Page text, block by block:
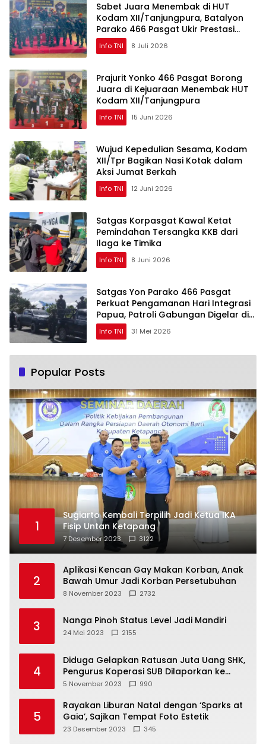
Sabet Juara Menembak di HUT
Kodam XII/Tanjungpura, Batalyon
Parako 466 Pasgat Ukir Prestasi
Gemilang
Info TNI 8 Juli 2026
Prajurit Yonko 466 Pasgat Borong
Juara di Kejuaraan Menembak HUT
Kodam XII/Tanjungpura
Info TNI 15 Juni 2026
Wujud Kepedulian Sesama, Kodam
XII/Tpr Bagikan Nasi Kotak dalam
Aksi Jumat Berkah
Info TNI 12 Juni 2026
Satgas Korpasgat Kawal Ketat
Pemindahan Tersangka KKB dari
Ilaga ke Timika
Info TNI 8 Juni 2026
Satgas Yon Parako 466 Pasgat
Perkuat Pengamanan Hari Integrasi
Papua, Patroli Gabungan Digelar di
Dogiyai
Info TNI 31 Mei 2026
Popular Posts
1
Sugiarto Kembali Terpilih Jadi Ketua IKA
Fisip Untan Ketapang
7 Desember 2023 3122
2
Aplikasi Kencan Gay Makan Korban, Anak
Bawah Umur Jadi Korban Persetubuhan
8 November 2023 2732
3 Nanga Pinoh Status Level Jadi Mandiri
24 Mei 2023 2155
4
Diduga Gelapkan Ratusan Juta Uang SHK,
Pengurus Koperasi SUB Dilaporkan ke
Polisi
5 November 2023 990
5
Rayakan Liburan Natal dengan ‘Sparks at
Gaia’, Sajikan Tempat Foto Estetik
23 Desember 2023 345